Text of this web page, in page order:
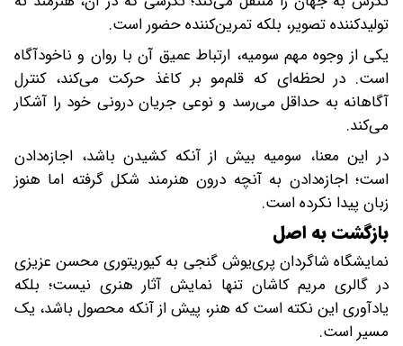
تولیدکننده تصویر، بلکه تمرین‌کننده حضور است.
یکی از وجوه مهم سومیه، ارتباط عمیق آن با روان و ناخودآگاه
است. در لحظه‌ای که قلم‌مو بر کاغذ حرکت می‌کند، کنترل
آگاهانه به حداقل می‌رسد و نوعی جریان درونی خود را آشکار
می‌کند.
در این معنا، سومیه بیش از آنکه کشیدن باشد، اجازه‌دادن
است؛ اجازه‌دادن به آنچه درون هنرمند شکل گرفته اما هنوز
زبان پیدا نکرده است.
بازگشت به اصل
نمایشگاه شاگردان پری‌یوش گنجی به کیوریتوری محسن عزیزی
در گالری مریم کاشان تنها نمایش آثار هنری نیست؛ بلکه
یادآوری این نکته است که هنر، پیش از آنکه محصول باشد، یک
مسیر است.